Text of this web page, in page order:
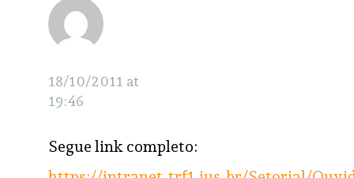
18/10/2011 at
19:46
Segue link completo: